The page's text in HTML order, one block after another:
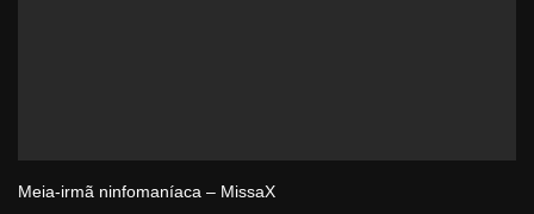
Meia-irmã ninfomaníaca – MissaX